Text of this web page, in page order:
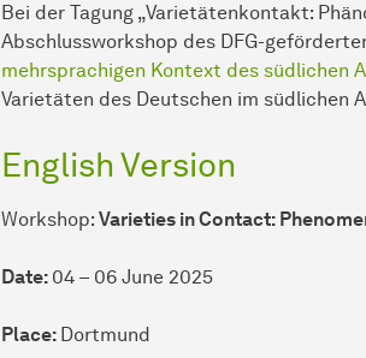
Bei der Tagung „Varietätenkontakt:
Abschlussworkshop des DFG-
mehrsprachigen Kontext des südlichen
Varietäten des Deutschen im südlichen
English Version
Workshop: Varieties in Contact:
Date: 04 – 06 June 2025
Place: Dortmund